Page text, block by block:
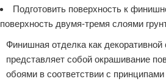
Подготовить поверхность к
поверхность двумя-тремя слоями
Финишная отделка как декоративной
представляет собой окрашивание
обоями в соответствии с принципами